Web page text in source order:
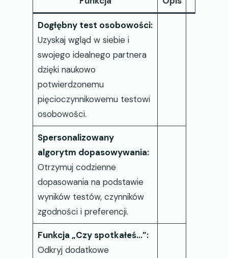
Dogłębny test osobowości:
Uzyskaj wgląd w siebie i
swojego idealnego partnera
dzięki naukowo
potwierdzonemu
pięcioczynnikowemu testowi
osobowości.
Spersonalizowany
algorytm dopasowywania:
Otrzymuj codzienne
dopasowania na podstawie
wyników testów, czynników
zgodności i preferencji.
Funkcja „Czy spotkałeś…”:
Odkryj dodatkowe